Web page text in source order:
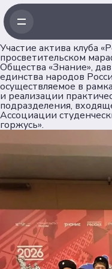
Участие актива клуба
просветительском
Общества «Знание»,
единства народов
осуществляемое в
и реализации
подразделения,
Ассоциации
горжусь».
Главная
Новости
Проекты
Клубы
Рейтинг
Форумная
Об Ассоциации
Команда
Согласие на